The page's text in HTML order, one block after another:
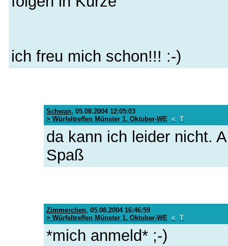
ich freu mich schon!!! :-)
Schwan, 05.08.2004 12:05:03
> Würfeltreffen Münster 1. Oktober-WE < T
da kann ich leider nicht.
Spaß
Zimmerchen, 05.08.2004 16:46:59
> Würfeltreffen Münster 1. Oktober-WE < T
*mich anmeld* ;-)